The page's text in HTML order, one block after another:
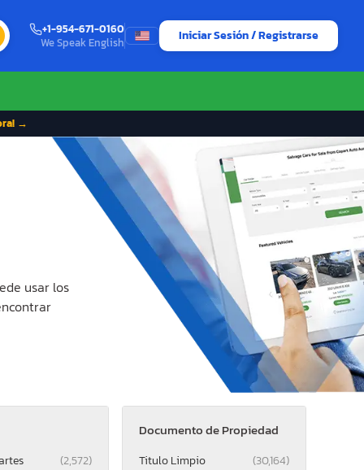
+1-954-671-0160
We Speak English
Iniciar Sesión / Registrarse
→
usar los
(2,572)
Documento de Propiedad
Titulo Limpio
(30,164)